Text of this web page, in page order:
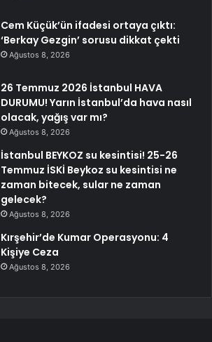
Cem Küçük’ün ifadesi ortaya çıktı:
‘Berkay Gezgin’ sorusu dikkat çekti
Ağustos 8, 2026
26 Temmuz 2026 İstanbul HAVA
DURUMU! Yarın İstanbul’da hava nasıl
olacak, yağış var mı?
Ağustos 8, 2026
İstanbul BEYKOZ su kesintisi! 25-26
Temmuz İSKİ Beykoz su kesintisi ne
zaman bitecek, sular ne zaman
gelecek?
Ağustos 8, 2026
Kırşehir’de Kumar Operasyonu: 4
Kişiye Ceza
Ağustos 8, 2026